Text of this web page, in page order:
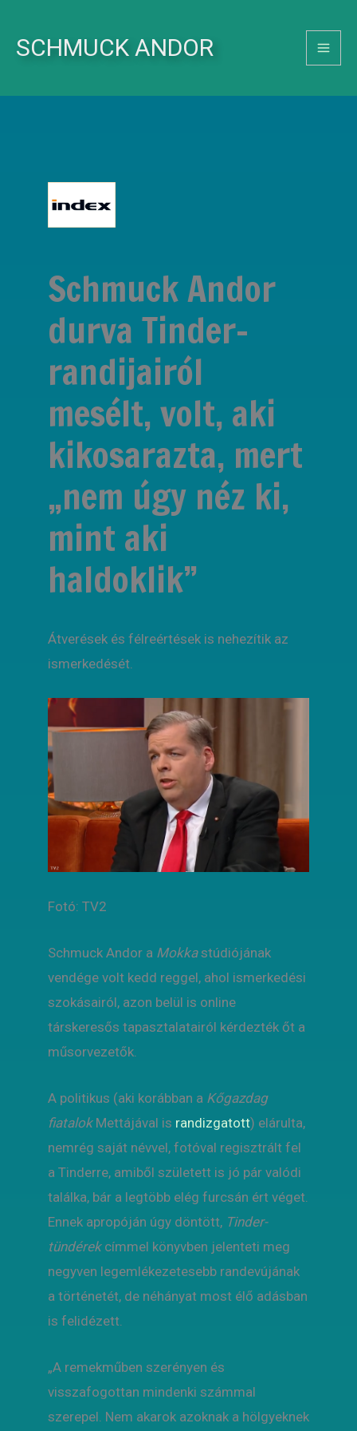
content
SCHMUCK ANDOR
Schmuck Andor
durva Tinder-
randijairól
mesélt, volt, aki
kikosarazta, mert
„nem úgy néz ki,
mint aki
haldoklik”
Átverések és félreértések is nehezítik az
ismerkedését.
Fotó: TV2
Schmuck Andor a Mokkastúdiójának
vendége volt kedd reggel, ahol ismerkedési
szokásairól, azon belül is online
társkeresős tapasztalatairól kérdezték őt a
műsorvezetők.
A politikus (aki korábban a Kőgazdag
fiatalokMettájával is randizgatott) elárulta,
nemrég saját névvel, fotóval regisztrált fel
a Tinderre, amiből született is jó pár valódi
találka, bár a legtöbb elég furcsán ért véget.
Ennek apropóján úgy döntött, Tinder-
tündérekcímmel könyvben jelenteti meg
negyven legemlékezetesebb randevújának
a történetét, de néhányat most élő adásban
is felidézett.
„A remekműben szerényen és
visszafogottan mindenki számmal
szerepel. Nem akarok azoknak a hölgyeknek